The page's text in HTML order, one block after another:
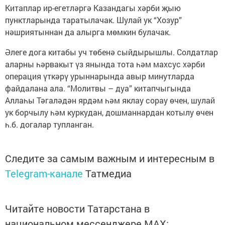
Китаплар ир-егетләргә Казандагы хәрби җыю
пунктларында таратылачак. Шулай ук “Хозур”
нәшриятыннан да алырга мөмкин булачак.
Әлеге дога китабы уч төбенә сыйдырышлы. Солдатлар
аларны һәрвакыт үз янында тота һәм махсус хәрби
операция үткәрү урыннарында авыр минутларда
файдалана ала. “Молитвы – дуа” китапчыгында
Аллаһы Тәгаләдән ярдәм һәм яклау сорау өчен, шулай
ук борчылу һәм куркудан, дошманнардан котылу өчен
һ.б. догалар тупланган.
Следите за самым важным и интересным в
Telegram-канале Татмедиа
Читайте новости Татарстана в